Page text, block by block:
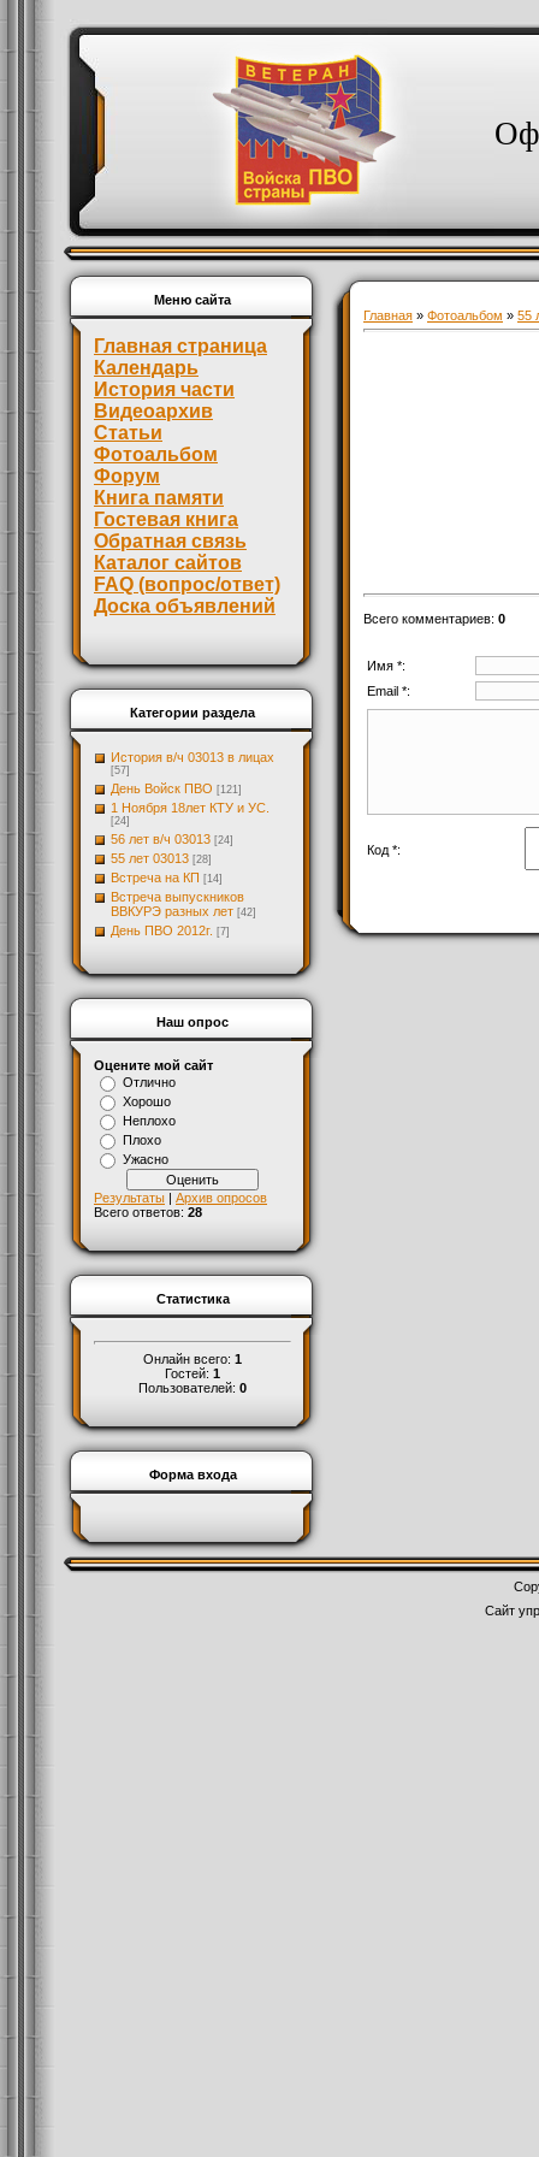
Меню сайта
Главная страница
Календарь
История части
Видеоархив
Статьи
Фотоальбом
Форум
Книга памяти
Гостевая книга
Обратная связь
Каталог сайтов
FAQ (вопрос/ответ)
Доска объявлений
Категории раздела
История в/ч 03013 в лицах
[57]
День Войск ПВО [121]
1 Ноября 18лет КТУ и УС.
[24]
56 лет в/ч 03013 [24]
55 лет 03013 [28]
Встреча на КП [14]
Встреча выпускников
ВВКУРЭ разных лет [42]
День ПВО 2012г. [7]
Наш опрос
Оцените мой сайт
Отлично
Хорошо
Неплохо
Плохо
Ужасно
Результаты | Архив опросов
Всего ответов: 28
Статистика
Онлайн всего: 1
Гостей: 1
Пользователей: 0
Форма входа
Главная » Фотоальбом » 55
Всего комментариев: 0
Имя *:
Email *:
Код *:
Сайт